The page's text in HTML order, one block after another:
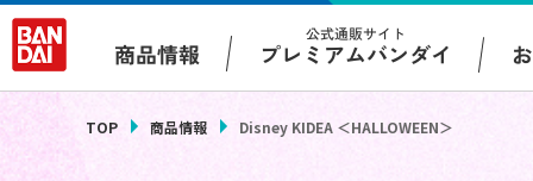
商品情報
公式通販サイト
プレミアムバンダイ
TOP 商品情報 Disney KIDEA ＜HALLOWEEN＞